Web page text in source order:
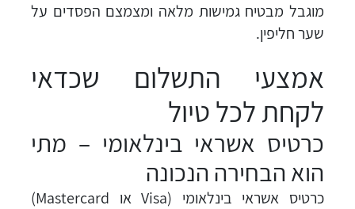
מוגבל מבטיח גמישות מלאה ומצמצם הפסדים על
שער חליפין.
אמצעי התשלום שכדאי
לקחת לכל טיול
כרטיס אשראי בינלאומי – מתי
הוא הבחירה הנכונה
כרטיס אשראי בינלאומי (Visa או Mastercard)